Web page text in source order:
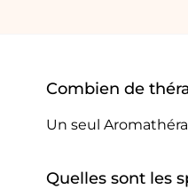
Combien de
Un seul
Quelles sont les